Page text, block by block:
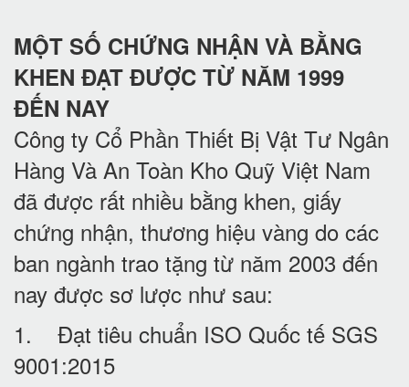
MỘT SỐ CHỨNG NHẬN VÀ BẰNG
KHEN ĐẠT ĐƯỢC TỪ NĂM 1999
ĐẾN NAY
Công ty Cổ Phần Thiết Bị Vật Tư Ngân
Hàng Và An Toàn Kho Quỹ Việt Nam
đã được rất nhiều bằng khen, giấy
chứng nhận, thương hiệu vàng do các
ban ngành trao tặng từ năm 2003 đến
nay được sơ lược như sau:
1. Đạt tiêu chuẩn ISO Quốc tế SGS
9001:2015